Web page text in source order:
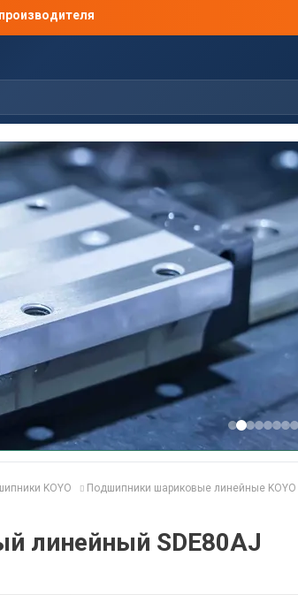
KOYO
Подшипники шариковые линейные KOYO
линейный SDE80AJ